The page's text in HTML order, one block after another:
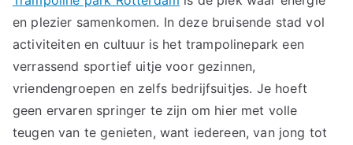
en plezier samenkomen. In deze bruisende stad vol
activiteiten en cultuur is het trampolinepark een
verrassend sportief uitje voor gezinnen,
vriendengroepen en zelfs bedrijfsuitjes. Je hoeft
geen ervaren springer te zijn om hier met volle
teugen van te genieten, want iedereen, van jong tot